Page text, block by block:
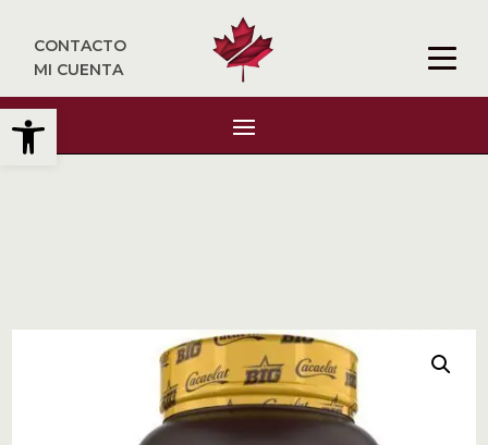
Abrir barra de herramientas
CONTACTO
MI CUENTA